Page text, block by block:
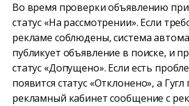
Во время проверки объявлению
статус «На рассмотрении». Если
рекламе соблюдены, система
публикует объявление в поиске, и
статус «Допущено». Если есть
появится статус «Отклонено», а
рекламный кабинет сообщение с